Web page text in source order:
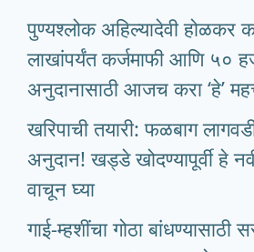
पुण्यश्लोक अहिल्यादेवी होळकर
लाखांपर्यंत कर्जमाफी आणि ५०
अनुदानासाठी आजच करा ‘हे’
खरिपाची तयारी: फळबाग
अनुदान! खड्डे खोदण्यापूर्वी हे
वाचून घ्या
गाई-म्हशींचा गोठा